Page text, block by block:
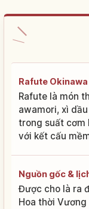
Rafute
Rafute là món
awamori, xì
trong suất cơm
với kết cấu
Nguồn gốc &
Được cho là ra
Hoa thời